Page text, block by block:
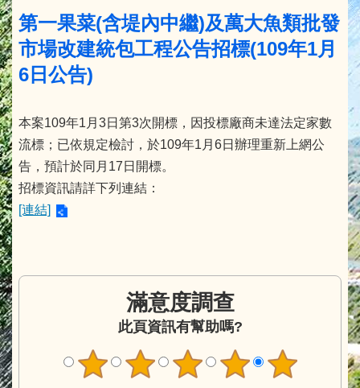
第一果菜(含堤內中繼)及萬大魚類批發
市場改建統包工程公告招標(109年1月
6日公告)
本案109年1月3日第3次開標，因投標廠商未達法定家數
流標；已依規定檢討，於109年1月6日辦理重新上網公
告，預計於同月17日開標。
招標資訊請詳下列連結：
[連結]
滿意度調查
此頁資訊有幫助嗎?